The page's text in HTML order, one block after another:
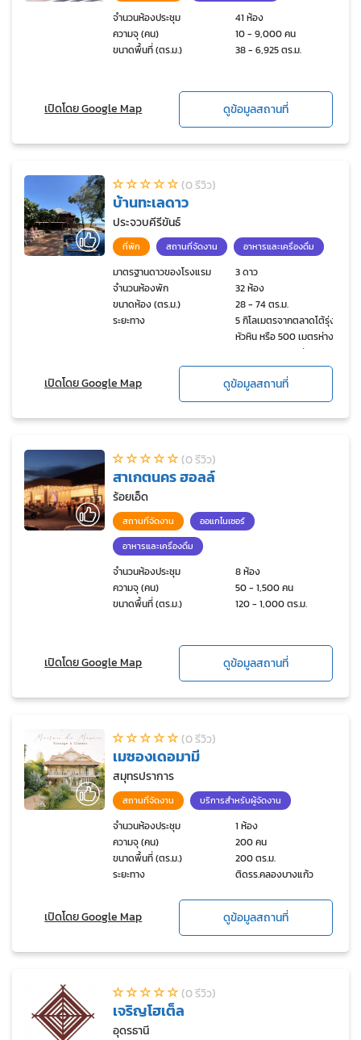
จำนวนห้องประชุม
41 ห้อง
ความจุ (คน)
10 - 9,000 คน
ขนาดพื้นที่ (ตร.ม.)
38 - 6,925 ตร.ม.
เปิดโดย Google Map ดูข้อมูลสถานที่
(0 รีวิว)
บ้านทะเลดาว
ประจวบคีรีขันธ์
ที่พัก สถานที่จัดงาน อาหารและเครื่องดื่ม
มาตรฐานดาวของโรงแรม
3 ดาว
จำนวนห้องพัก
32 ห้อง
ขนาดห้อง (ตร.ม.)
28 - 74 ตร.ม.
ระยะทาง
5 กิโลเมตรจากตลาดโต้รุ่ง
หัวหิน หรือ 500 เมตรห่าง
จากตลาดแทมมารีน
เปิดโดย Google Map ดูข้อมูลสถานที่
(0 รีวิว)
สาเกตนคร ฮอลล์
ร้อยเอ็ด
สถานที่จัดงาน
ออแกไนเซอร์
อาหารและเครื่องดื่ม
จำนวนห้องประชุม
8 ห้อง
ความจุ (คน)
50 - 1,500 คน
ขนาดพื้นที่ (ตร.ม.)
120 - 1,000 ตร.ม.
เปิดโดย Google Map ดูข้อมูลสถานที่
(0 รีวิว)
เมซองเดอมามี
สมุทรปราการ
สถานที่จัดงาน บริการสำหรับผู้จัดงาน
จำนวนห้องประชุม
1 ห้อง
ความจุ (คน)
200 คน
ขนาดพื้นที่ (ตร.ม.)
200 ตร.ม.
ระยะทาง
ติดรร.คลองบางแก้ว
เปิดโดย Google Map ดูข้อมูลสถานที่
(0 รีวิว)
เจริญโฮเต็ล
อุดรธานี